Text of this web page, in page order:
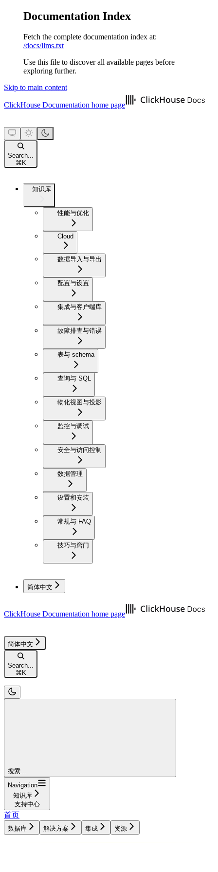
Documentation Index
Fetch the complete documentation index at:
/docs/llms.txt
Use this file to discover all available pages before
exploring further.
Skip to main content
ClickHouse Documentation home page
Search...
⌘ K
知识库
性能与优化
Cloud
数据导入与导出
配置与设置
集成与客户端库
故障排查与错误
表与 schema
查询与 SQL
物化视图与投影
监控与调试
安全与访问控制
数据管理
设置和安装
常规与 FAQ
技巧与窍门
简体中文
ClickHouse Documentation home page
简体中文
Search...
⌘ K
搜索...
Navigation
知识库
支持中心
首页
数据库 解决方案 集成 资源